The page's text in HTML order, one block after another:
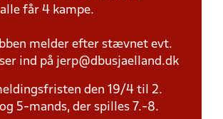
får 4 kampe.
melder efter stævnet evt.
ind på jerp@dbusjaelland.dk
den 19/4 til 2.
5-mands, der spilles 7.-8.